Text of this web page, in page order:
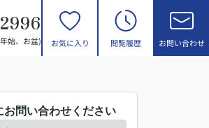
始、お盆) お気に入り 閲覧履歴 お問い合わせ
お問い合わせください